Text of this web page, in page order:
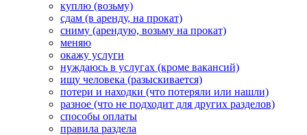
куплю (возьму)
сдам (в аренду, на прокат)
сниму (арендую, возьму на прокат)
меняю
окажу услуги
нуждаюсь в услугах (кроме вакансий)
ищу человека (разыскивается)
потери и находки (что потеряли или нашли)
разное (что не подходит для других разделов)
способы оплаты
правила раздела